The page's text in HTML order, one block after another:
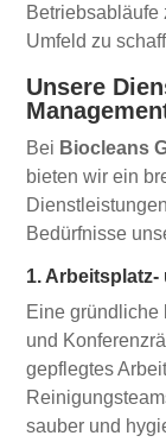
Betriebsabläufe
Umfeld zu
Unsere
Bei Biocleans
bieten wir ein
Bedürfnisse
1.
Eine gründliche
und
gepflegtes
sauber und